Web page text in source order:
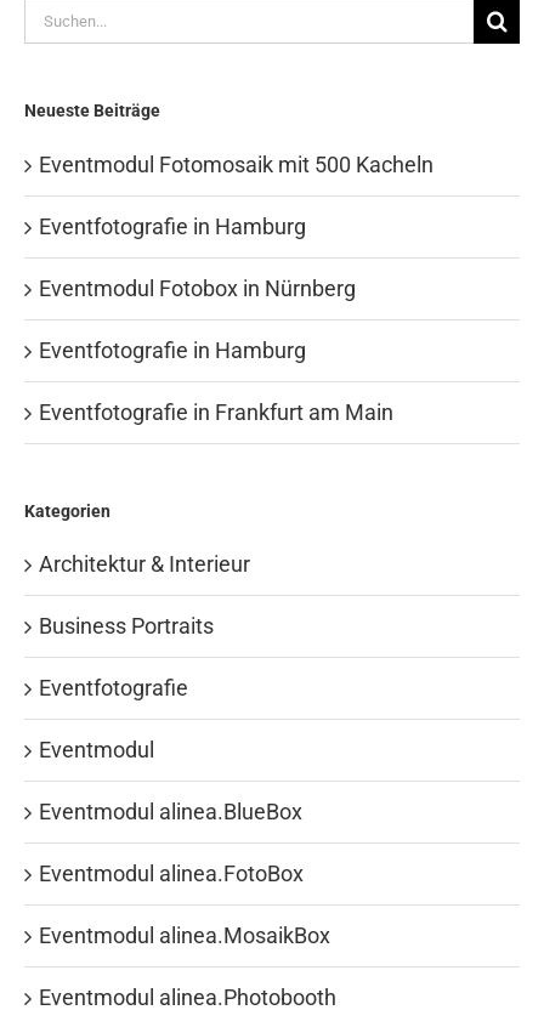
Suche
nach:
Neueste Beiträge
Eventmodul Fotomosaik mit 500 Kacheln
Eventfotografie in Hamburg
Eventmodul Fotobox in Nürnberg
Eventfotografie in Hamburg
Eventfotografie in Frankfurt am Main
Kategorien
Architektur & Interieur
Business Portraits
Eventfotografie
Eventmodul
Eventmodul alinea.BlueBox
Eventmodul alinea.FotoBox
Eventmodul alinea.MosaikBox
Eventmodul alinea.Photobooth